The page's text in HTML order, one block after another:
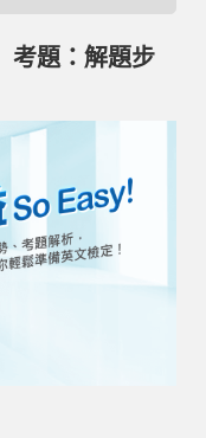
考題：解題步